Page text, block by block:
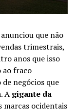
que não
trimestrais,
anos que isso
ao fraco
de negócios que
A gigante da
marcas ocidentais